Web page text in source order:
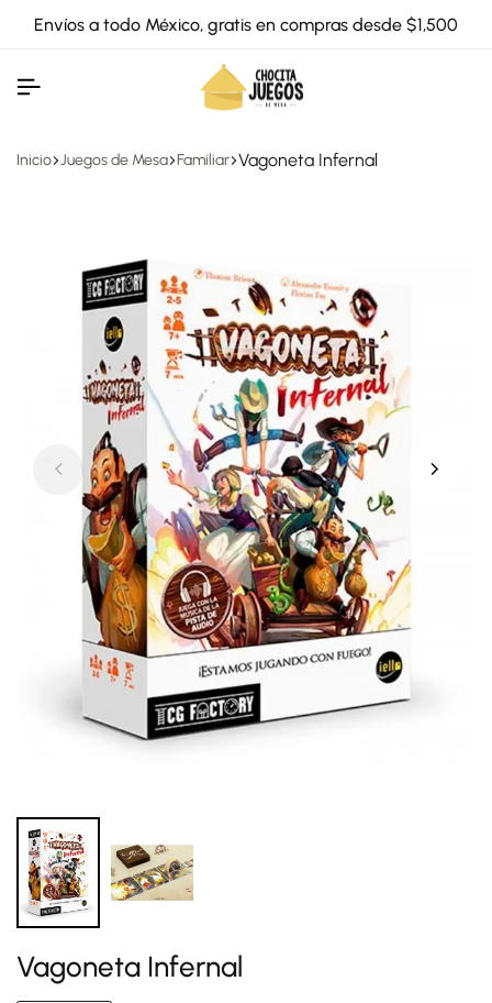
Envíos a todo México, gratis en compras desde $1,500
Inicio Juegos de Mesa Familiar Vagoneta Infernal
Vagoneta Infernal